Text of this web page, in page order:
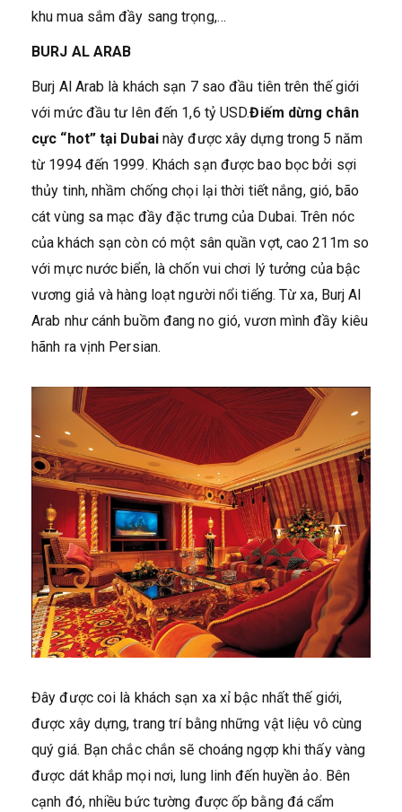
khu mua sắm đầy sang trọng,…
BURJ AL ARAB
Burj Al Arab là khách sạn 7 sao đầu tiên trên thế giới
với mức đầu tư lên đến 1,6 tỷ USD.Điếm dừng chân
cực “hot” tại Dubai này được xây dựng trong 5 năm
từ 1994 đến 1999. Khách sạn được bao bọc bởi sợi
thủy tinh, nhầm chống chọi lại thời tiết nắng, gió, bão
cát vùng sa mạc đầy đặc trưng của Dubai. Trên nóc
của khách sạn còn có một sân quần vợt, cao 211m so
với mực nước biển, là chốn vui chơi lý tưởng của bậc
vương giả và hàng loạt người nổi tiếng. Từ xa, Burj Al
Arab như cánh buồm đang no gió, vươn mình đầy kiêu
hãnh ra vịnh Persian.
Đây được coi là khách sạn xa xỉ bậc nhất thế giới,
được xây dựng, trang trí bằng những vật liệu vô cùng
quý giá. Bạn chắc chắn sẽ choáng ngợp khi thấy vàng
được dát khắp mọi nơi, lung linh đến huyền ảo. Bên
cạnh đó, nhiều bức tường được ốp bằng đá cẩm